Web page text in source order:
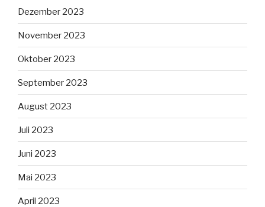
Dezember 2023
November 2023
Oktober 2023
September 2023
August 2023
Juli 2023
Juni 2023
Mai 2023
April 2023